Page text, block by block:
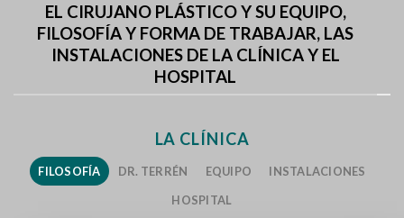
EL CIRUJANO PLÁSTICO Y SU EQUIPO,
FILOSOFÍA Y FORMA DE TRABAJAR, LAS
INSTALACIONES DE LA CLÍNICA Y EL
HOSPITAL
LA CLÍNICA
FILOSOFÍA DR. TERRÉN EQUIPO
INSTALACIONES
HOSPITAL